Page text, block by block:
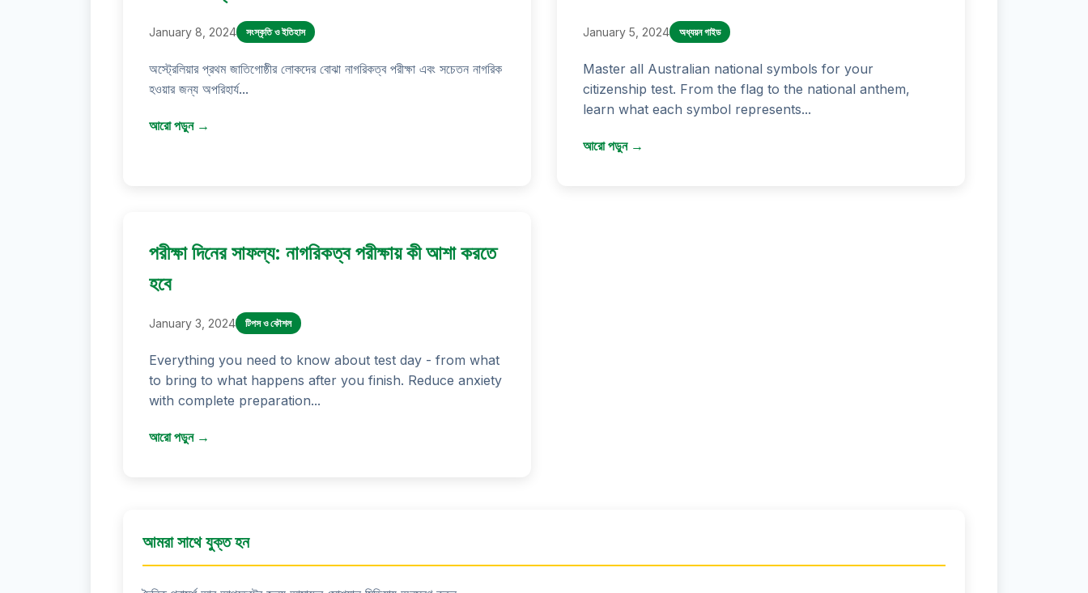
January 8, 2024 সংস্কৃতি ও ইতিহাস
অস্ট্রেলিয়ার প্রথম জাতিগোষ্ঠীর লোকদের বোঝা নাগরিকত্ব পরীক্ষা এবং সচেতন নাগরিক
হওয়ার জন্য অপরিহার্য...
আরো পড়ুন →
January 5, 2024 অধ্যয়ন গাইড
Master all Australian national symbols for your
citizenship test. From the flag to the national anthem,
learn what each symbol represents...
আরো পড়ুন →
পরীক্ষা দিনের সাফল্য: নাগরিকত্ব পরীক্ষায় কী আশা করতে
হবে
January 3, 2024 টিপস ও কৌশল
Everything you need to know about test day - from what
to bring to what happens after you finish. Reduce anxiety
with complete preparation...
আরো পড়ুন →
আমরা সাথে যুক্ত হন